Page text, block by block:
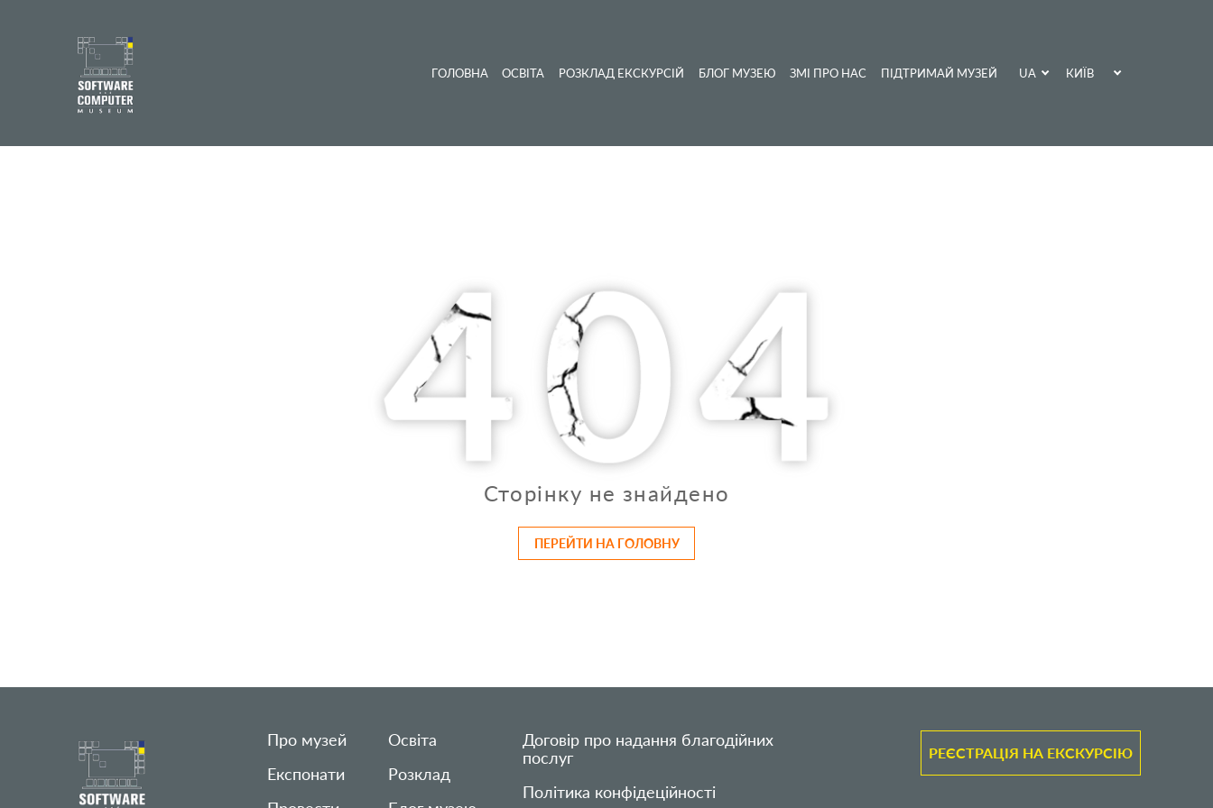
ГОЛОВНА ОСВІТА РОЗКЛАД ЕКСКУРСІЙ БЛОГ МУЗЕЮ ЗМІ ПРО НАС ПІДТРИМАЙ МУЗЕЙ
UA
КИЇВ
Сторінку не знайдено
ПЕРЕЙТИ НА ГОЛОВНУ
Про музей
Експонати
Освіта
Розклад
Договір про надання благодійних
послуг
Політика конфідеційності
РЕЄСТРАЦІЯ НА ЕКСКУРСІЮ